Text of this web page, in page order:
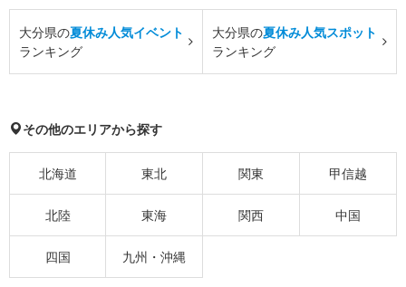
大分県の夏休み人気イベント
ランキング
大分県の夏休み人気スポット
ランキング
その他のエリアから探す
北海道 東北 関東 甲信越
北陸 東海 関西 中国
四国 九州・沖縄